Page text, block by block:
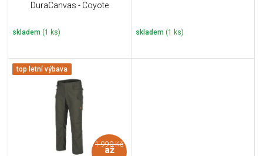
DuraCanvas - Coyote
skladem (1 ks) skladem (1 ks)
top letní výbava
1 990 Kč
až